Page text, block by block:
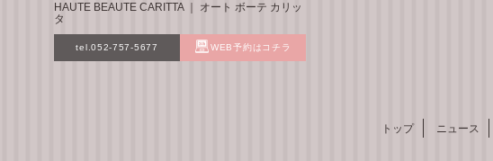
HAUTE BEAUTE CARITTA ｜ オート ボーテ カリッ
タ
tel.052-757-5677 WEB予約はコチラ
トップ ニュース